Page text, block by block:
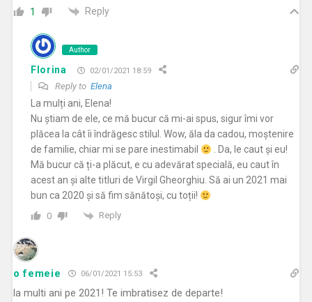
1 Reply
Author
Florina 02/01/2021 18:59
Reply to Elena
La mulți ani, Elena!
Nu știam de ele, ce mă bucur că mi-ai spus, sigur îmi vor
plăcea la cât îi îndrăgesc stilul. Wow, ăla da cadou, moștenire
de familie, chiar mi se pare inestimabil
. Da, le caut și eu!
Mă bucur că ți-a plăcut, e cu adevărat specială, eu caut în
acest an și alte titluri de Virgil Gheorghiu. Să ai un 2021 mai
bun ca 2020 și să fim sănătoși, cu toții!
0 Reply
o femeie 06/01/2021 15:53
la multi ani pe 2021! Te imbratisez de departe!